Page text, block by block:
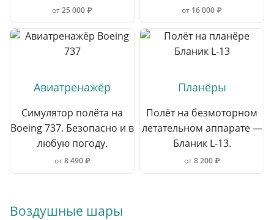
от25 000 ₽ от 16 000 ₽
Авиатренажёр
Симулятор полёта на
Boeing 737. Безопасно и в
любую погоду.
от8 490 ₽
Планёры
Полёт на безмоторном
летательном аппарате —
Бланик L-13.
от8 200 ₽
Воздушные шары